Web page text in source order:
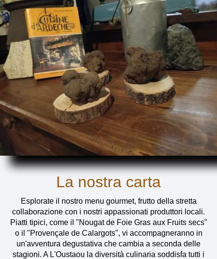
La nostra carta
Esplorate il nostro menu gourmet, frutto della stretta
collaborazione con i nostri appassionati produttori locali.
Piatti tipici, come il "Nougat de Foie Gras aux Fruits secs"
o il "Provençale de Calargots", vi accompagneranno in
un'avventura degustativa che cambia a seconda delle
stagioni. A L'Oustaou la diversità culinaria soddisfa tutti i